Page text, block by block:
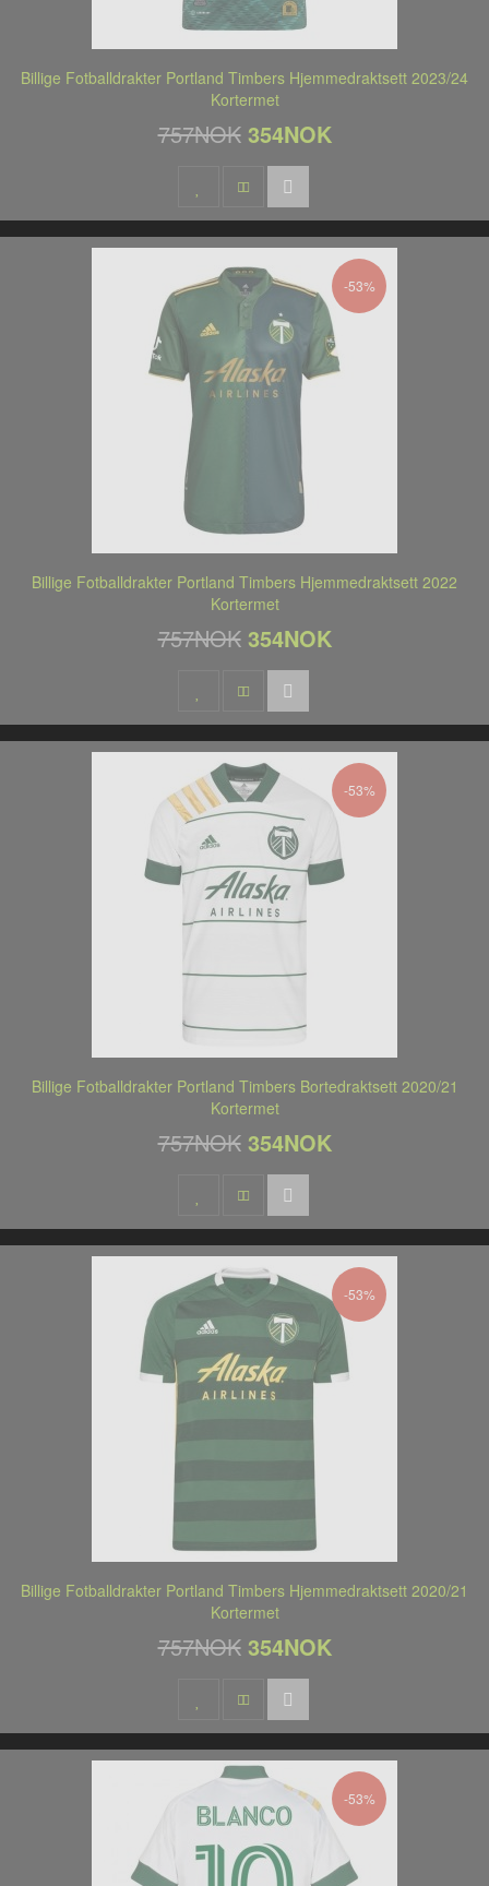
Billige Fotballdrakter Portland Timbers Hjemmedraktsett 2023/24
Kortermet
757NOK 354NOK
-53%
Billige Fotballdrakter Portland Timbers Hjemmedraktsett 2022
Kortermet
757NOK 354NOK
-53%
Billige Fotballdrakter Portland Timbers Bortedraktsett 2020/21
Kortermet
757NOK 354NOK
-53%
Billige Fotballdrakter Portland Timbers Hjemmedraktsett 2020/21
Kortermet
757NOK 354NOK
-53%